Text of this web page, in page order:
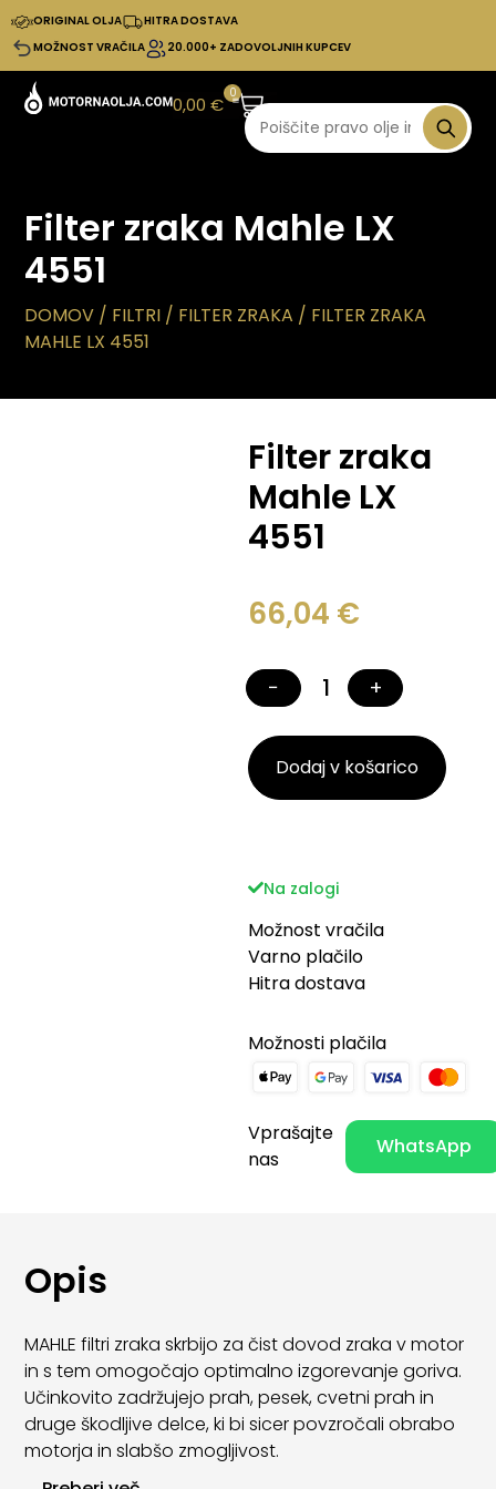
ORIGINAL OLJA
HITRA DOSTAVA
MOŽNOST VRAČILA
20.000+ ZADOVOLJNIH KUPCEV
0,00€
0
Filter zraka Mahle LX
4551
DOMOV / FILTRI / FILTER ZRAKA / FILTER ZRAKA
MAHLE LX 4551
Filter zraka
Mahle LX
4551
66,04 €
− +
Dodaj v košarico
Na zalogi
Možnost vračila
Varno plačilo
Hitra dostava
Možnosti plačila
Vprašajte
nas
WhatsApp
Opis
MAHLE filtri zraka skrbijo za čist dovod zraka v motor
in s tem omogočajo optimalno izgorevanje goriva.
Učinkovito zadržujejo prah, pesek, cvetni prah in
druge škodljive delce, ki bi sicer povzročali obrabo
motorja in slabšo zmogljivost.